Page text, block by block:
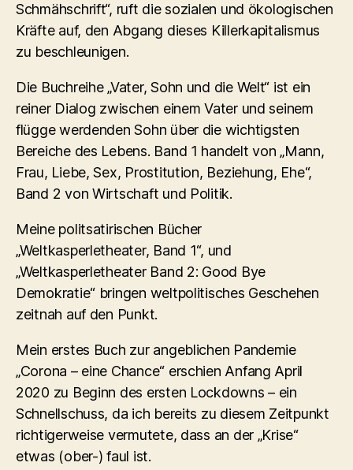
Schmähschrift“, ruft die sozialen und ökologischen
Kräfte auf, den Abgang dieses Killerkapitalismus
zu beschleunigen.
Die Buchreihe „Vater, Sohn und die Welt“ ist ein
reiner Dialog zwischen einem Vater und seinem
flügge werdenden Sohn über die wichtigsten
Bereiche des Lebens. Band 1 handelt von „Mann,
Frau, Liebe, Sex, Prostitution, Beziehung, Ehe“,
Band 2 von Wirtschaft und Politik.
Meine politsatirischen Bücher
„Weltkasperletheater, Band 1“, und
„Weltkasperletheater Band 2: Good Bye
Demokratie“ bringen weltpolitisches Geschehen
zeitnah auf den Punkt.
Mein erstes Buch zur angeblichen Pandemie
„Corona – eine Chance“ erschien Anfang April
2020 zu Beginn des ersten Lockdowns – ein
Schnellschuss, da ich bereits zu diesem Zeitpunkt
richtigerweise vermutete, dass an der „Krise“
etwas (ober-) faul ist.